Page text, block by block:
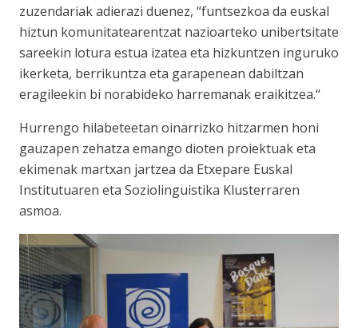
zuzendariak adierazi duenez, “funtsezkoa da euskal
hiztun komunitatearentzat nazioarteko unibertsitate
sareekin lotura estua izatea eta hizkuntzen inguruko
ikerketa, berrikuntza eta garapenean dabiltzan
eragileekin bi norabideko harremanak eraikitzea.“
Hurrengo hilabeteetan oinarrizko hitzarmen honi
gauzapen zehatza emango dioten proiektuak eta
ekimenak martxan jartzea da Etxepare Euskal
Institutuaren eta Soziolinguistika Klusterraren
asmoa.